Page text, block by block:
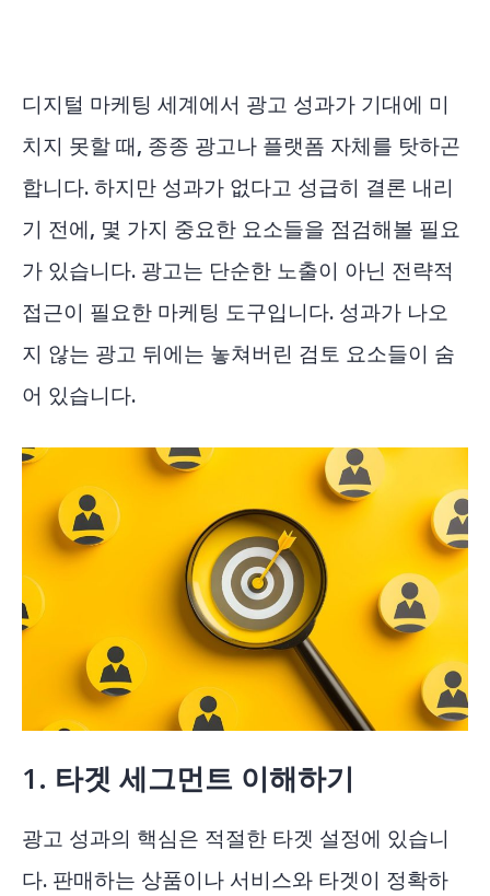
디지털 마케팅 세계에서 광고 성과가 기대에 미
치지 못할 때, 종종 광고나 플랫폼 자체를 탓하곤
합니다. 하지만 성과가 없다고 성급히 결론 내리
기 전에, 몇 가지 중요한 요소들을 점검해볼 필요
가 있습니다. 광고는 단순한 노출이 아닌 전략적
접근이 필요한 마케팅 도구입니다. 성과가 나오
지 않는 광고 뒤에는 놓쳐버린 검토 요소들이 숨
어 있습니다.
1. 타겟 세그먼트 이해하기
광고 성과의 핵심은 적절한 타겟 설정에 있습니
다. 판매하는 상품이나 서비스와 타겟이 정확하